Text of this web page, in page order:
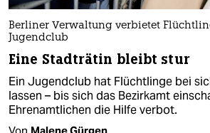
Berliner Verwaltung verbietet
Jugendclub
Eine Stadträtin bleibt stur
Ein Jugendclub hat Flüchtlinge bei
lassen – bis sich das Bezirkamt
Ehrenamtlichen die Hilfe verbot.